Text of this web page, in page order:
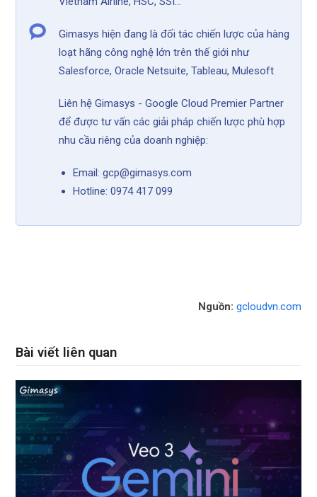
Gimasys hiện đang là đối tác chiến lược của hàng
loạt hãng công nghệ lớn trên thế giới như
Salesforce, Oracle Netsuite, Tableau, Mulesoft
Liên hệ Gimasys - Google Cloud Premier Partner
để được tư vấn các giải pháp chiến lược phù hợp
nhu cầu riêng của doanh nghiệp:
Email: gcp@gimasys.com
Hotline: 0974 417 099
Nguồn: gcloudvn.com
Bài viết liên quan